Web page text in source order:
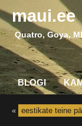
maui.ee
Quatro, Goya,
BLOGI
« eestikate teine